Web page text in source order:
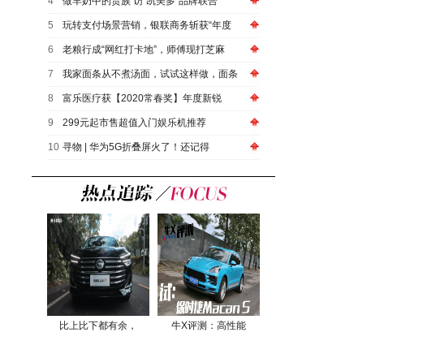
5 玩转支付场景营销，银联商务斩获“年度
6 老粮行成“网红打卡地”，师傅现打芝麻
7 我家面条从不煮汤面，试试这样做，面条
8 富乐医疗获【2020常春奖】年度新锐
9 299元起市售超值入门娱乐机推荐
10 寻物 | 华为5G折叠屏火了！还记得
比上比下都有余， 牛X评测：高性能